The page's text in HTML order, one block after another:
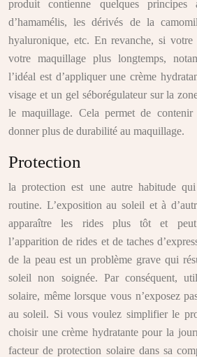
produit contienne quelques principes
d’hamamélis, les dérivés de la
hyaluronique, etc. En revanche, si
votre maquillage plus longtemps,
l’idéal est d’appliquer une crème
visage et un gel séborégulateur sur la
le maquillage. Cela permet de
donner plus de durabilité au maquillage.
Protection
la protection est une autre habitude
routine. L’exposition au soleil et à
apparaître les rides plus tôt et peut
l’apparition de rides et de taches
de la peau est un problème grave qui
soleil non soignée. Par conséquent,
solaire, même lorsque vous n’exposez
au soleil. Si vous voulez simplifier le
choisir une crème hydratante pour la
facteur de protection solaire dans sa